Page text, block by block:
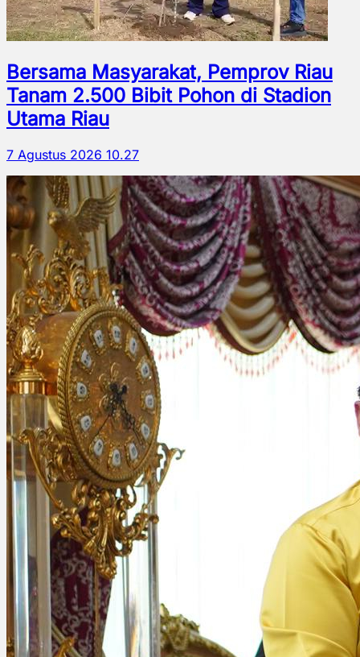
Bersama Masyarakat, Pemprov Riau
Tanam 2.500 Bibit Pohon di Stadion
Utama Riau
7 Agustus 2026 10.27